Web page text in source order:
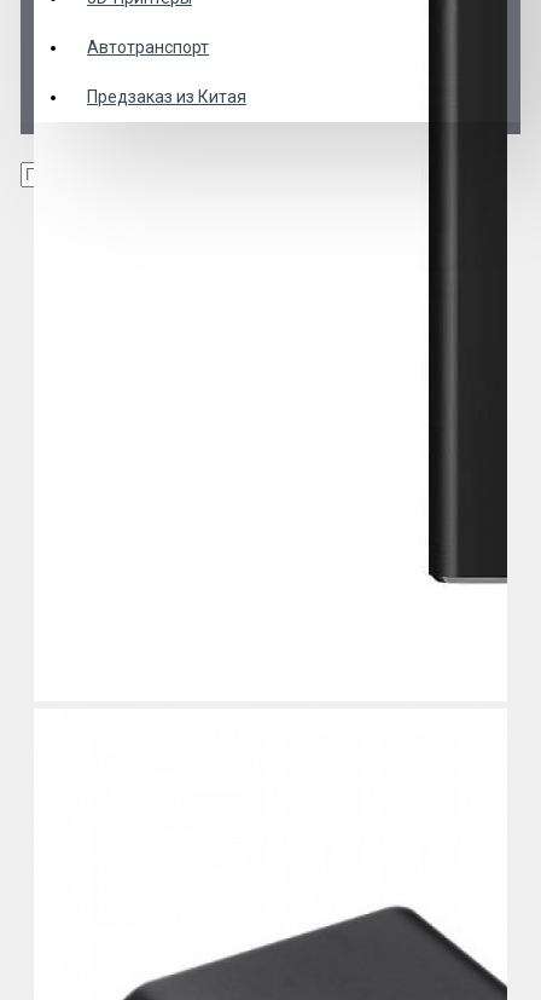
Автотранспорт
Предзаказ из Китая